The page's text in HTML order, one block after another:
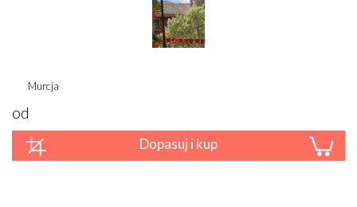
Murcja
od
Dopasuj i kup